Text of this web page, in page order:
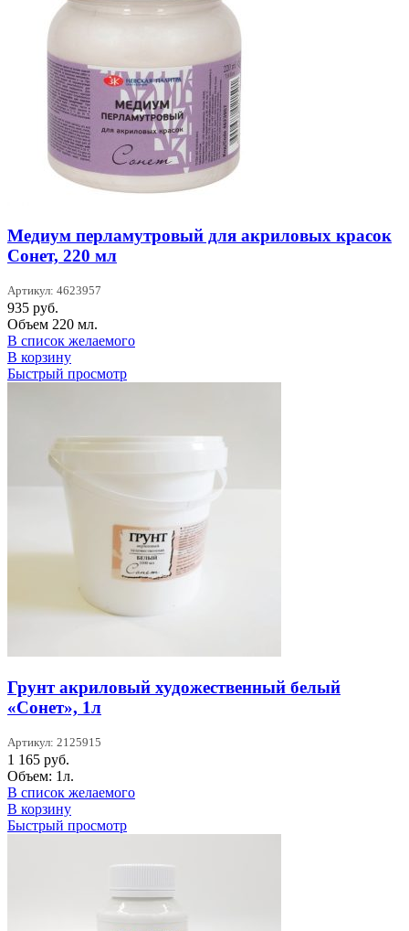
Медиум перламутровый для акриловых красок
Сонет, 220 мл
Артикул: 4623957
935 руб.
Объем 220 мл.
В список желаемого
В корзину
Быстрый просмотр
Грунт акриловый художественный белый
«Сонет», 1л
Артикул: 2125915
1 165 руб.
Объем: 1л.
В список желаемого
В корзину
Быстрый просмотр